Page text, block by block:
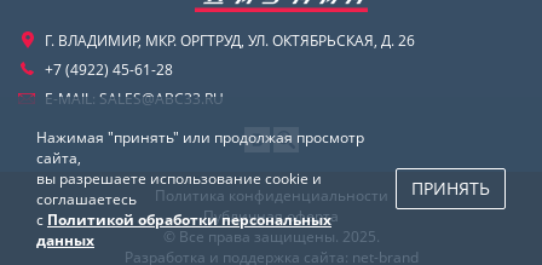
Г. ВЛАДИМИР, МКР. ОРГТРУД, УЛ. ОКТЯБРЬСКАЯ, Д. 26
+7 (4922) 45-61-28
E-MAIL: SALES@ABC33.RU
Политика конфиденциальности
Публичная оферта
© Все права защищены. 2025.
Разработка и поддержка сайта: net-brand
Нажимая "принять" или продолжая просмотр
сайта,
вы разрешаете использование cookie и
соглашаетесь
с Политикой обработки персональных
данных
ПРИНЯТЬ